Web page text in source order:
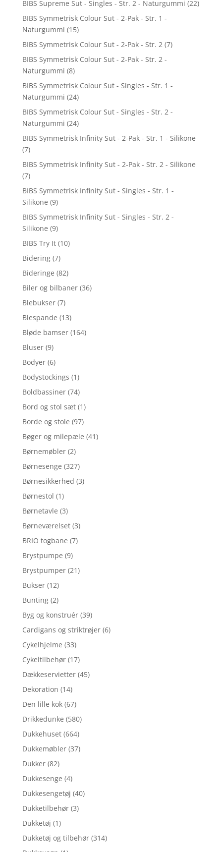
BIBS Supreme Sut - Singles - Str. 2 - Naturgummi (22)
BIBS Symmetrisk Colour Sut - 2-Pak - Str. 1 -
Naturgummi (15)
BIBS Symmetrisk Colour Sut - 2-Pak - Str. 2 (7)
BIBS Symmetrisk Colour Sut - 2-Pak - Str. 2 -
Naturgummi (8)
BIBS Symmetrisk Colour Sut - Singles - Str. 1 -
Naturgummi (24)
BIBS Symmetrisk Colour Sut - Singles - Str. 2 -
Naturgummi (24)
BIBS Symmetrisk Infinity Sut - 2-Pak - Str. 1 - Silikone
(7)
BIBS Symmetrisk Infinity Sut - 2-Pak - Str. 2 - Silikone
(7)
BIBS Symmetrisk Infinity Sut - Singles - Str. 1 -
Silikone (9)
BIBS Symmetrisk Infinity Sut - Singles - Str. 2 -
Silikone (9)
BIBS Try It (10)
Bidering (7)
Bideringe (82)
Biler og bilbaner (36)
Blebukser (7)
Blespande (13)
Bløde bamser (164)
Bluser (9)
Bodyer (6)
Bodystockings (1)
Boldbassiner (74)
Bord og stol sæt (1)
Borde og stole (97)
Bøger og milepæle (41)
Børnemøbler (2)
Børnesenge (327)
Børnesikkerhed (3)
Børnestol (1)
Børnetavle (3)
Børneværelset (3)
BRIO togbane (7)
Brystpumpe (9)
Brystpumper (21)
Bukser (12)
Bunting (2)
Byg og konstruér (39)
Cardigans og striktrøjer (6)
Cykelhjelme (33)
Cykeltilbehør (17)
Dækkeservietter (45)
Dekoration (14)
Den lille kok (67)
Drikkedunke (580)
Dukkehuset (664)
Dukkemøbler (37)
Dukker (82)
Dukkesenge (4)
Dukkesengetøj (40)
Dukketilbehør (3)
Dukketøj (1)
Dukketøj og tilbehør (314)